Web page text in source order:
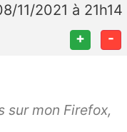
11/2021 à 21h14
+ -
sur mon Firefox,